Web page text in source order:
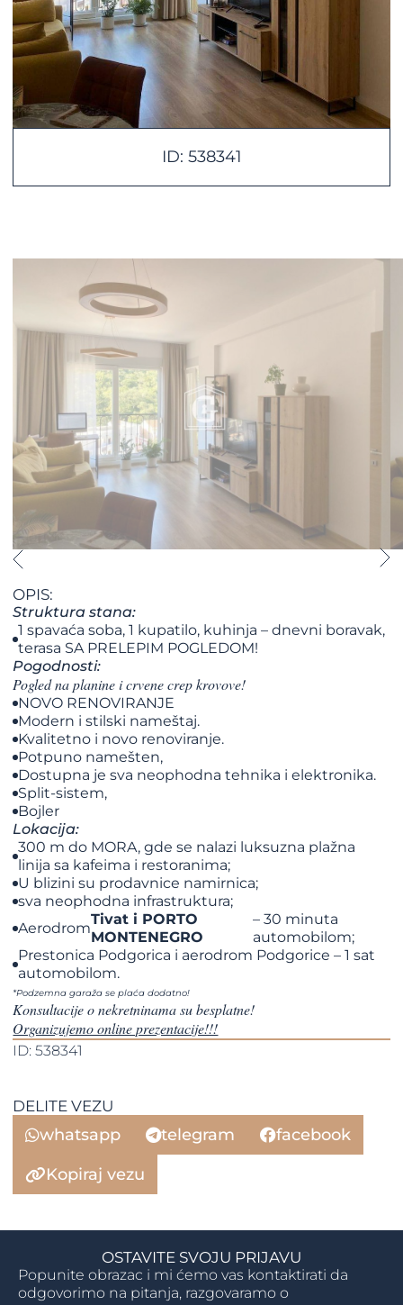
ID: 538341
OPIS:
Struktura stana:
1 spavaća soba, 1 kupatilo, kuhinja – dnevni boravak,
terasa SA PRELEPIM POGLEDOM!
Pogodnosti:
Pogled na planine i crvene crep krovove!
NOVO RENOVIRANJE
Modern i stilski nameštaj.
Kvalitetno i novo renoviranje.
Potpuno namešten,
Dostupna je sva neophodna tehnika i elektronika.
Split-sistem,
Bojler
Lokacija:
300 m do MORA, gde se nalazi luksuzna plažna
linija sa kafeima i restoranima;
U blizini su prodavnice namirnica;
sva neophodna infrastruktura;
Aerodrom
Tivat i PORTO
MONTENEGRO
– 30 minuta
automobilom;
Prestonica Podgorica i aerodrom Podgorice – 1 sat
automobilom.
*Podzemna garaža se plaća dodatno!
Konsultacije o nekretninama su besplatne!
Organizujemo online prezentacije!!!
ID: 538341
DELITE VEZU
whatsapp telegram
facebook
Kopiraj vezu
OSTAVITE SVOJU PRIJAVU
Popunite obrazac i mi ćemo vas kontaktirati da
odgovorimo na pitanja, razgovaramo o